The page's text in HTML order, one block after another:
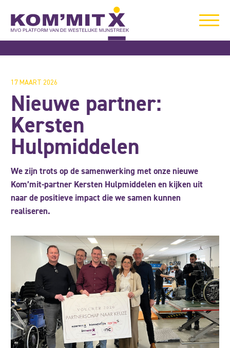
17 MAART 2026
Nieuwe partner:
Kersten
Hulpmiddelen
We zijn trots op de samenwerking met onze nieuwe
Kom’mit-partner Kersten Hulpmiddelen en kijken uit
naar de positieve impact die we samen kunnen
realiseren.